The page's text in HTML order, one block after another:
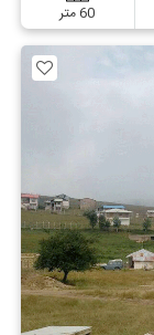
60 متر